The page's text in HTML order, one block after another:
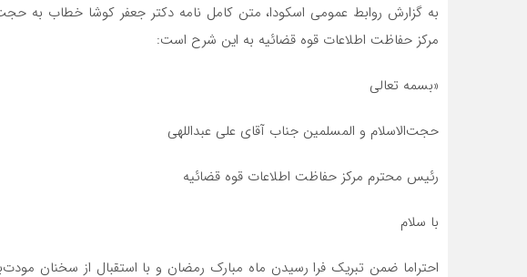
به گزارش روابط عمومی اسکودا، متن کامل نامه دکتر جعفر کوشا خطاب به
مرکز حفاظت اطلاعات قوه قضائیه به این شرح است:
«بسمه تعالی
حجت‌الاسلام و المسلمین جناب آقای علی عبداللهی
رئیس محترم مرکز حفاظت اطلاعات قوه قضائیه
با سلام
احتراما ضمن تبریک فرا رسیدن ماه مبارک رمضان و با استقبال از سخنان